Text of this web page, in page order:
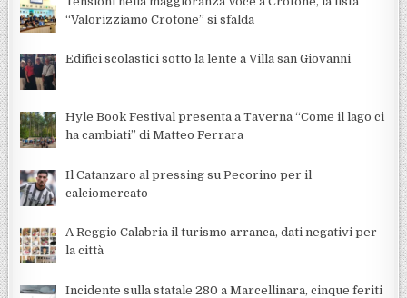
“Valorizziamo Crotone” si sfalda
Edifici scolastici sotto la lente a Villa san Giovanni
Hyle Book Festival presenta a Taverna “Come il lago ci
ha cambiati” di Matteo Ferrara
Il Catanzaro al pressing su Pecorino per il
calciomercato
A Reggio Calabria il turismo arranca, dati negativi per
la città
Incidente sulla statale 280 a Marcellinara, cinque feriti